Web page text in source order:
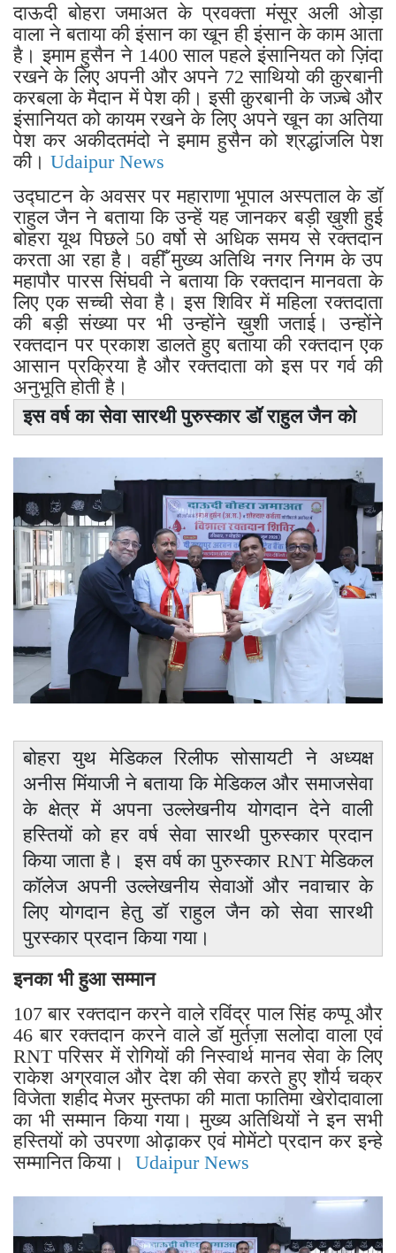
दाऊदी बोहरा जमाअत के प्रवक्ता मंसूर अली ओड़ा
वाला ने बताया की इंसान का खून ही इंसान के काम आता
है। इमाम हुसैन ने 1400 साल पहले इंसानियत को ज़िंदा
रखने के लिए अपनी और अपने 72 साथियो की क़ुरबानी
करबला के मैदान में पेश की। इसी क़ुरबानी के जज़्बे और
इंसानियत को कायम रखने के लिए अपने खून का अतिया
पेश कर अकीदतमंदो ने इमाम हुसैन को श्रद्धांजलि पेश
की। Udaipur News
उद्घाटन के अवसर पर महाराणा भूपाल अस्पताल के डॉ
राहुल जैन ने बताया कि उन्हें यह जानकर बड़ी ख़ुशी हुई
बोहरा यूथ पिछले 50 वर्षो से अधिक समय से रक्तदान
करता आ रहा है। वहीँ मुख्य अतिथि नगर निगम के उप
महापौर पारस सिंघवी ने बताया कि रक्तदान मानवता के
लिए एक सच्ची सेवा है। इस शिविर में महिला रक्तदाता
की बड़ी संख्या पर भी उन्होंने ख़ुशी जताई। उन्होंने
रक्तदान पर प्रकाश डालते हुए बताया की रक्तदान एक
आसान प्रक्रिया है और रक्तदाता को इस पर गर्व की
अनुभूति होती है।
इस वर्ष का सेवा सारथी पुरुस्कार डॉ राहुल जैन को
बोहरा युथ मेडिकल रिलीफ सोसायटी ने अध्यक्ष
अनीस मिंयाजी ने बताया कि मेडिकल और समाजसेवा
के क्षेत्र में अपना उल्लेखनीय योगदान देने वाली
हस्तियों को हर वर्ष सेवा सारथी पुरुस्कार प्रदान
किया जाता है। इस वर्ष का पुरुस्कार RNT मेडिकल
कॉलेज अपनी उल्लेखनीय सेवाओं और नवाचार के
लिए योगदान हेतु डॉ राहुल जैन को सेवा सारथी
पुरस्कार प्रदान किया गया।
इनका भी हुआ सम्मान
107 बार रक्तदान करने वाले रविंद्र पाल सिंह कप्पू और
46 बार रक्तदान करने वाले डॉ मुर्तज़ा सलोदा वाला एवं
RNT परिसर में रोगियों की निस्वार्थ मानव सेवा के लिए
राकेश अग्रवाल और देश की सेवा करते हुए शौर्य चक्र
विजेता शहीद मेजर मुस्तफा की माता फातिमा खेरोदावाला
का भी सम्मान किया गया। मुख्य अतिथियों ने इन सभी
हस्तियों को उपरणा ओढ़ाकर एवं मोमेंटो प्रदान कर इन्हे
सम्मानित किया। Udaipur News